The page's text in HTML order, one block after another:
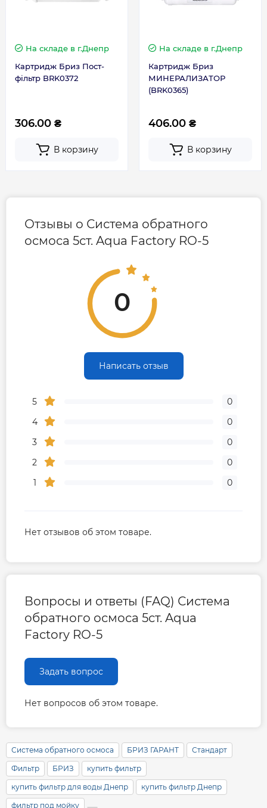
веществом картриджа является
веществом картриджа является
гранулированный активированный уголь,
содержащий серебро.
Накопительная емкость для чистой воды.
Упаковка.
ВНИМАНИЕ! Давление воды в магистральной
атм. Если давление больше 6 атм. обязательно
необходимо установить редуктор давления!
Страна производства: Украина.
На складе в г.Днепр
Картридж Бриз Пост-
фільтр BRK0372
306.00 ₴
В корзину
На складе в г.Днепр
Картридж Бриз
МИНЕРАЛИЗАТОР
(BRK0365)
406.00 ₴
В корзину
Отзывы о Система обратного
осмоса 5ст. Aqua Factory RO-5
0
Написать отзыв
5
0
4
0
3
0
2
0
1
0
Нет отзывов об этом товаре.
Вопросы и ответы (FAQ) Система
обратного осмоса 5ст. Aqua
Factory RO-5
Задать вопрос
Нет вопросов об этом товаре.
Система обратного осмоса БРИЗ ГАРАНТ Стандарт
Фильтр БРИЗ купить фильтр
купить фильтр для воды Днепр купить фильтр Днепр
фильтр под мойку